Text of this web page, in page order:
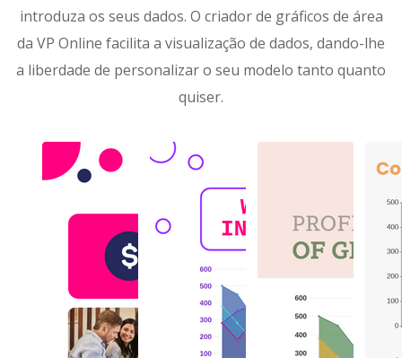
introduza os seus dados. O criador de gráficos de área
da VP Online facilita a visualização de dados, dando-lhe
a liberdade de personalizar o seu modelo tanto quanto
quiser.